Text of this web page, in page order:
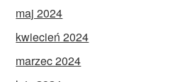
maj 2024
kwiecień 2024
marzec 2024